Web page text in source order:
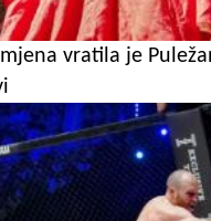
vratila je